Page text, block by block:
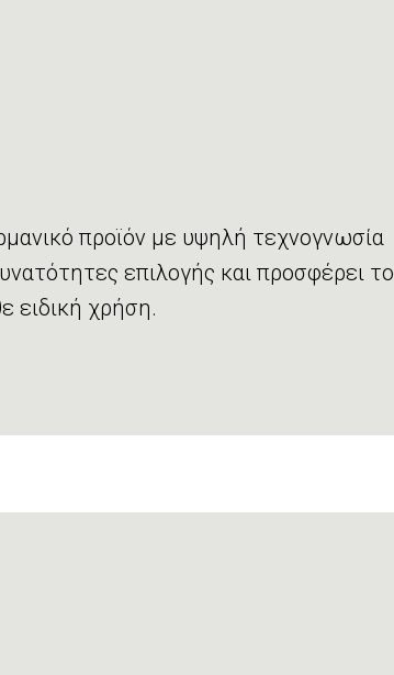
προϊόν με υψηλή τεχνογνωσία
επιλογής και προσφέρει το
ειδική χρήση.